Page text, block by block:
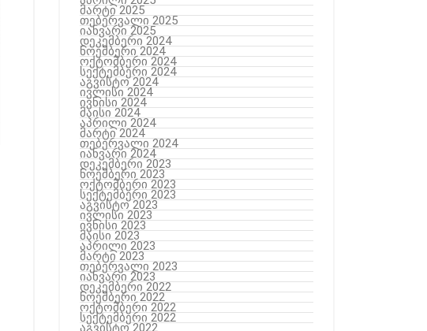
მარტი 2025
თებერვალი 2025
იანვარი 2025
დეკემბერი 2024
ნოემბერი 2024
ოქტომბერი 2024
სექტემბერი 2024
აგვისტო 2024
ივლისი 2024
ივნისი 2024
მაისი 2024
აპრილი 2024
მარტი 2024
თებერვალი 2024
იანვარი 2024
დეკემბერი 2023
ნოემბერი 2023
ოქტომბერი 2023
სექტემბერი 2023
აგვისტო 2023
ივლისი 2023
ივნისი 2023
მაისი 2023
აპრილი 2023
მარტი 2023
თებერვალი 2023
იანვარი 2023
დეკემბერი 2022
ნოემბერი 2022
ოქტომბერი 2022
სექტემბერი 2022
აგვისტო 2022